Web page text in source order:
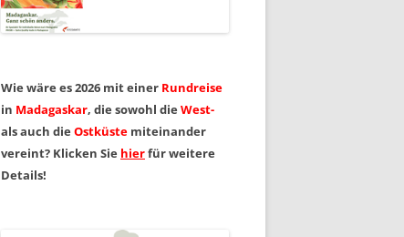
Wie wäre es 2026 mit einer Rundreise
in Madagaskar, die sowohl die West-
als auch die Ostküste miteinander
vereint? Klicken Sie hierfür weitere
Details!